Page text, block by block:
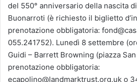
del 550° anniversario della nascita
Buonarroti (è richiesto il biglietto
prenotazione obbligatoria:
055.241752). Lunedì 8 settembre
Guidi – Barrett Browning (piazza
prenotazione obbligatoria:
ecapolino@landmarktrust.org.uk o